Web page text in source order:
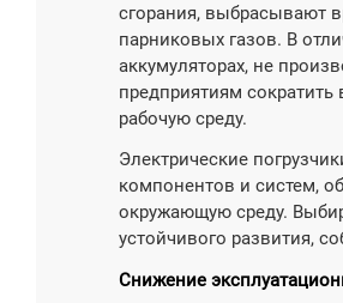
сгорания, выбрасывают
парниковых газов. В
аккумуляторах, не
предприятиям
рабочую среду.
Электрические
компонентов и систем,
окружающую среду.
устойчивого развития,
Снижение